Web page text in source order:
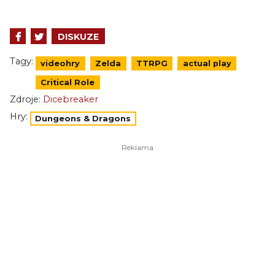
DISKUZE
Tagy: videohry Zelda TTRPG actual play
Critical Role
Zdroje: Dicebreaker
Hry:
Dungeons & Dragons